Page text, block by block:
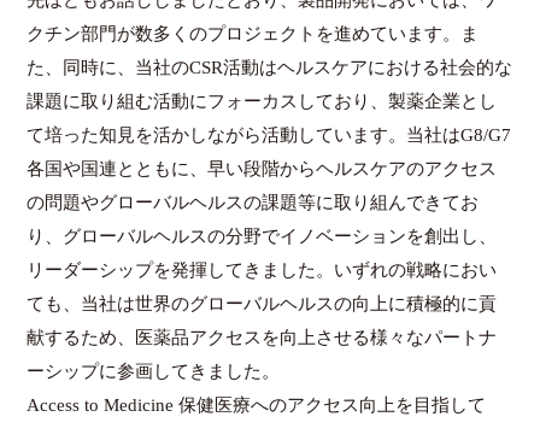
クチン部門が数多くのプロジェクトを進めています。ま
た、同時に、当社のCSR活動はヘルスケアにおける社会的な
課題に取り組む活動にフォーカスしており、製薬企業とし
て培った知見を活かしながら活動しています。当社はG8/G7
各国や国連とともに、早い段階からヘルスケアのアクセス
の問題やグローバルヘルスの課題等に取り組んできてお
り、グローバルヘルスの分野でイノベーションを創出し、
リーダーシップを発揮してきました。いずれの戦略におい
ても、当社は世界のグローバルヘルスの向上に積極的に貢
献するため、医薬品アクセスを向上させる様々なパートナ
ーシップに参画してきました。
Access to Medicine 保健医療へのアクセス向上を目指して